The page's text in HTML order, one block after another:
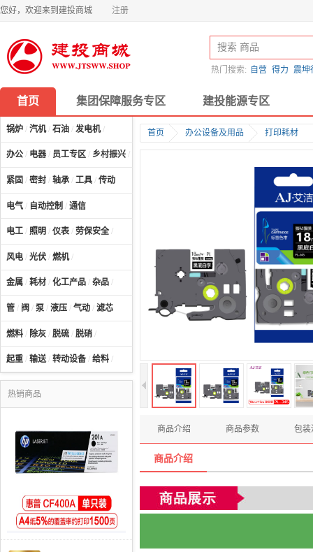
您好，欢迎来到建投商城 注册
热门搜索: 自营 得力 震坤
首页 集团保障服务专区 建投能源专区
锅炉 / 汽机/ 石油 / 发电机/
办公 / 电器 / 员工专区 / 乡村振兴 /
紧固 / 密封 / 轴承 / 工具 / 传动
电气 / 自动控制 / 通信
电工 / 照明 / 仪表 / 劳保安全 /
风电 / 光伏 / 燃机/
金属 / 耗材 / 化工产品 / 杂品 /
管 / 阀 / 泵 / 液压 / 气动 / 滤芯
燃料 / 除灰 / 脱硫 / 脱硝 /
起重 / 输送/ 转动设备 / 给料 /
热销商品
首页 办公设备及用品 打印耗材
商品介绍 商品参数 包装
商品介绍